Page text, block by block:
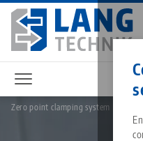
contenido
principal
Productos
Zero point clamping system